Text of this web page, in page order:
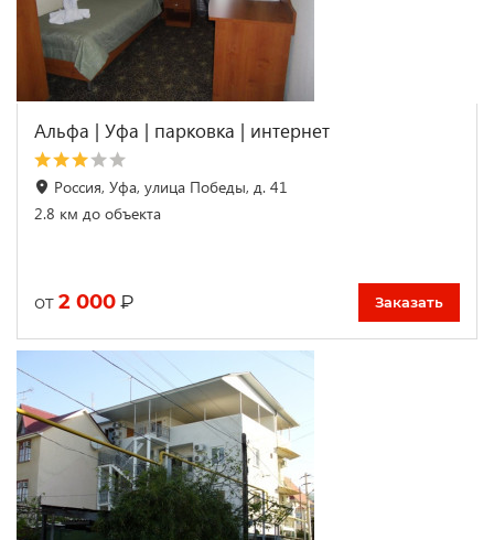
Альфа | Уфа | парковка | интернет
Россия, Уфа, улица Победы, д. 41
2.8 км до объекта
от 2 000 ₽ Заказать